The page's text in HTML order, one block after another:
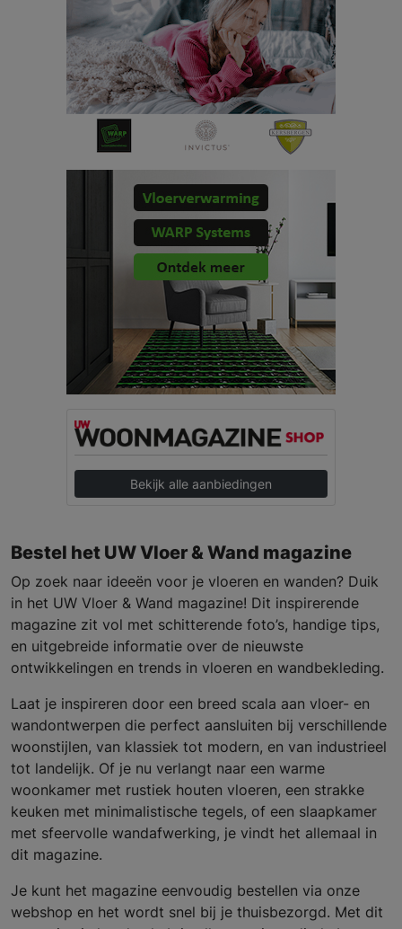
Bekijk alle aanbiedingen
Bestel het UW Vloer & Wand magazine
Op zoek naar ideeën voor je vloeren en wanden? Duik
in het UW Vloer & Wand magazine! Dit inspirerende
magazine zit vol met schitterende foto’s, handige tips,
en uitgebreide informatie over de nieuwste
ontwikkelingen en trends in vloeren en wandbekleding.
Laat je inspireren door een breed scala aan vloer- en
wandontwerpen die perfect aansluiten bij verschillende
woonstijlen, van klassiek tot modern, en van industrieel
tot landelijk. Of je nu verlangt naar een warme
woonkamer met rustiek houten vloeren, een strakke
keuken met minimalistische tegels, of een slaapkamer
met sfeervolle wandafwerking, je vindt het allemaal in
dit magazine.
Je kunt het magazine eenvoudig bestellen via onze
webshop en het wordt snel bij je thuisbezorgd. Met dit